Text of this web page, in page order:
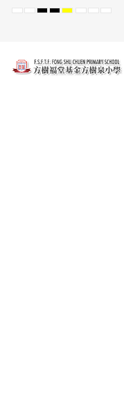
Default
NightHighHighHighSetSetSet